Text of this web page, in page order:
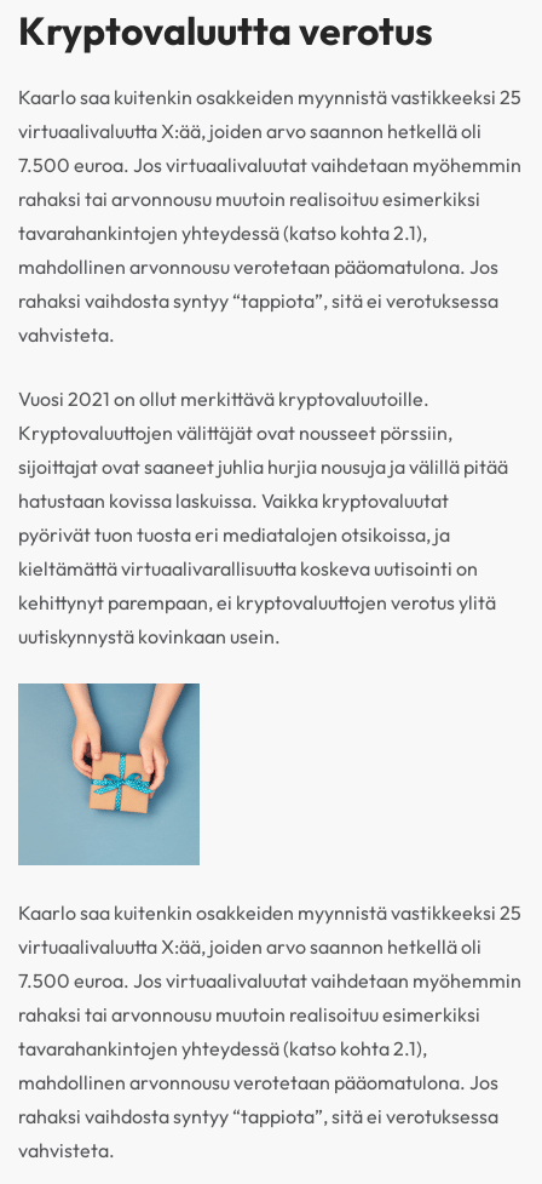
Kryptovaluutta verotus
Kaarlo saa kuitenkin osakkeiden myynnistä vastikkeeksi 25
virtuaalivaluutta X:ää, joiden arvo saannon hetkellä oli
7.500 euroa. Jos virtuaalivaluutat vaihdetaan myöhemmin
rahaksi tai arvonnousu muutoin realisoituu esimerkiksi
tavarahankintojen yhteydessä (katso kohta 2.1),
mahdollinen arvonnousu verotetaan pääomatulona. Jos
rahaksi vaihdosta syntyy “tappiota”, sitä ei verotuksessa
vahvisteta.
Vuosi 2021 on ollut merkittävä kryptovaluutoille.
Kryptovaluuttojen välittäjät ovat nousseet pörssiin,
sijoittajat ovat saaneet juhlia hurjia nousuja ja välillä pitää
hatustaan kovissa laskuissa. Vaikka kryptovaluutat
pyörivät tuon tuosta eri mediatalojen otsikoissa, ja
kieltämättä virtuaalivarallisuutta koskeva uutisointi on
kehittynyt parempaan, ei kryptovaluuttojen verotus ylitä
uutiskynnystä kovinkaan usein.
Kaarlo saa kuitenkin osakkeiden myynnistä vastikkeeksi 25
virtuaalivaluutta X:ää, joiden arvo saannon hetkellä oli
7.500 euroa. Jos virtuaalivaluutat vaihdetaan myöhemmin
rahaksi tai arvonnousu muutoin realisoituu esimerkiksi
tavarahankintojen yhteydessä (katso kohta 2.1),
mahdollinen arvonnousu verotetaan pääomatulona. Jos
rahaksi vaihdosta syntyy “tappiota”, sitä ei verotuksessa
vahvisteta.